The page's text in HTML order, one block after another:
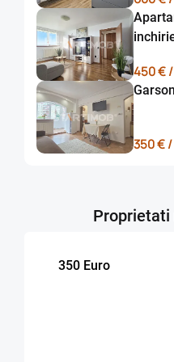
450 €
350 €
Proprietati
350 Euro